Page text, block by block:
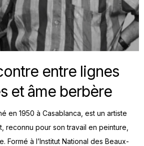
entre lignes
et âme berbère
en 1950 à Casablanca, est un artiste
reconnu pour son travail en peinture,
Formé à l’Institut National des Beaux-